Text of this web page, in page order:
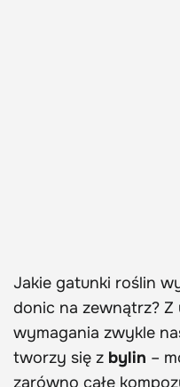
Jakie gatunki roślin
donic na zewnątrz? Z
wymagania zwykle
tworzy się z bylin –
zarówno całe